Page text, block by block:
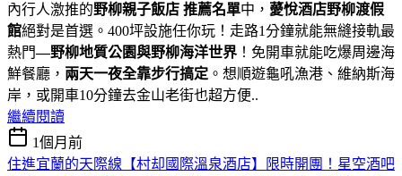
內行人激推的野柳親子飯店 推薦名單中， 薆悅酒店野柳渡假
館絕對是首選。400坪設施任你玩！走路1分鐘就能無縫接軌最
熱門—野柳地質公園與野柳海洋世界 ！免開車就能吃爆周邊海
鮮餐廳， 兩天一夜全靠步行搞定 。想順遊龜吼漁港、維納斯海
岸，或開車10分鐘去金山老街也超方便..
繼續閱讀
1個月前
住進宜蘭的天際線【村却國際溫泉酒店】限時開團！星空酒吧